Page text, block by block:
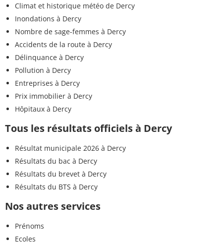
Climat et historique météo de Dercy
Inondations à Dercy
Nombre de sage-femmes à Dercy
Accidents de la route à Dercy
Délinquance à Dercy
Pollution à Dercy
Entreprises à Dercy
Prix immobilier à Dercy
Hôpitaux à Dercy
Tous les résultats officiels à Dercy
Résultat municipale 2026 à Dercy
Résultats du bac à Dercy
Résultats du brevet à Dercy
Résultats du BTS à Dercy
Nos autres services
Prénoms
Ecoles